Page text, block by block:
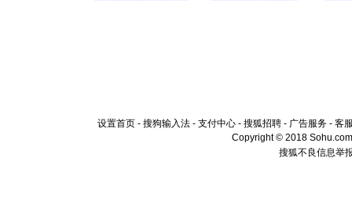
设置首页 - 搜狗输入法 - 支付中心 - 搜狐招聘 - 广告服务 - 客
Copyright © 2018
搜狐不良信息举